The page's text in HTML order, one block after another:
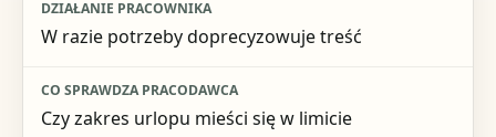
W razie potrzeby doprecyzowuje treść
Czy zakres urlopu mieści się w limicie